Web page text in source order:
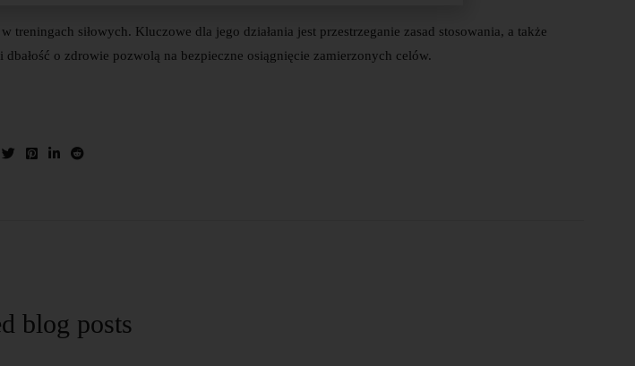
siłowych. Kluczowe dla jego działania jest przestrzeganie zasad stosowania, a także
o zdrowie pozwolą na bezpieczne osiągnięcie zamierzonych celów.
blog posts